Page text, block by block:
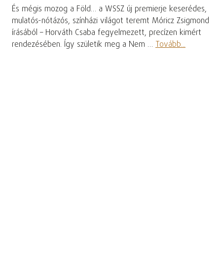
És mégis mozog a Föld… a WSSZ új premierje keserédes,
mulatós-nótázós, színházi világot teremt Móricz Zsigmond
írásából – Horváth Csaba fegyelmezett, precízen kimért
rendezésében. Így születik meg a Nem … Tovább...